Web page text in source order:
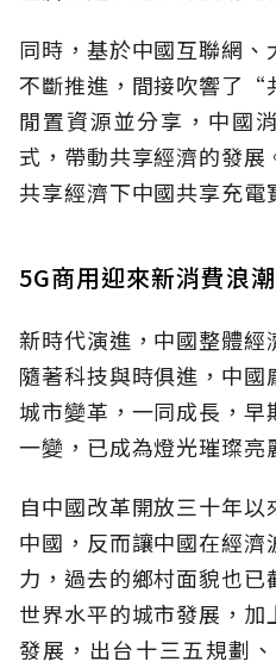
同時，基於中國互聯網
不斷推進，間接吹響了
閒置資源並分享，中國
式，帶動共享經濟的發
共享經濟下中國共享充電
5G商用迎來新消費浪
新時代演進，中國整體經
隨著科技與時俱進，中
城市變革，一同成長，
一變，已成為燈光璀璨亮
自中國改革開放三十年
中國，反而讓中國在經
力，過去的鄉村面貌也
世界水平的城市發展，
發展，出台十三五規劃